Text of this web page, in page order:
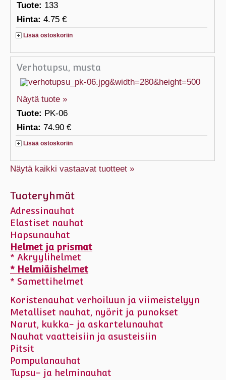
Tuote: 133
Hinta: 4.75 €
Lisää ostoskoriin
Verhotupsu, musta
Näytä tuote »
Tuote: PK-06
Hinta: 74.90 €
Lisää ostoskoriin
Näytä kaikki vastaavat tuotteet »
Tuoteryhmät
Adressinauhat
Elastiset nauhat
Hapsunauhat
Helmet ja prismat
* Akryylihelmet
* Helmiäishelmet
* Samettihelmet
Koristenauhat verhoiluun ja viimeistelyyn
Metalliset nauhat, nyörit ja punokset
Narut, kukka- ja askartelunauhat
Nauhat vaatteisiin ja asusteisiin
Pitsit
Pompulanauhat
Tupsu- ja helminauhat